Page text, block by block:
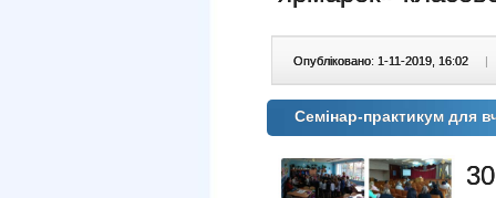
Опубліковано: 1-11-2019, 16:02 |
Семінар-практикум для